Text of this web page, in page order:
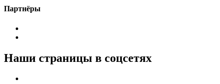
Партнёры
Наши страницы в соцсетях